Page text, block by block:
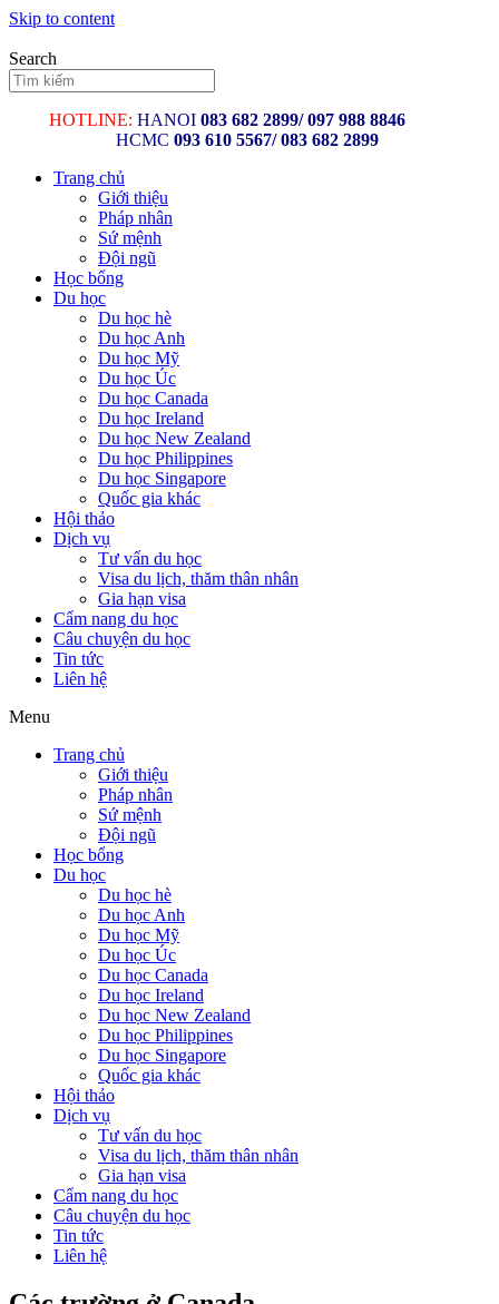
Skip to content
Search
HOTLINE: HANOI 083 682 2899/097 988 8846
HCMC 093 610 5567/ 083 682 2899
Trang chủ
Giới thiệu
Pháp nhân
Sứ mệnh
Đội ngũ
Học bổng
Du học
Du học hè
Du học Anh
Du học Mỹ
Du học Úc
Du học Canada
Du học Ireland
Du học New Zealand
Du học Philippines
Du học Singapore
Quốc gia khác
Hội thảo
Dịch vụ
Tư vấn du học
Visa du lịch, thăm thân nhân
Gia hạn visa
Cẩm nang du học
Câu chuyện du học
Tin tức
Liên hệ
Menu
Trang chủ
Giới thiệu
Pháp nhân
Sứ mệnh
Đội ngũ
Học bổng
Du học
Du học hè
Du học Anh
Du học Mỹ
Du học Úc
Du học Canada
Du học Ireland
Du học New Zealand
Du học Philippines
Du học Singapore
Quốc gia khác
Hội thảo
Dịch vụ
Tư vấn du học
Visa du lịch, thăm thân nhân
Gia hạn visa
Cẩm nang du học
Câu chuyện du học
Tin tức
Liên hệ